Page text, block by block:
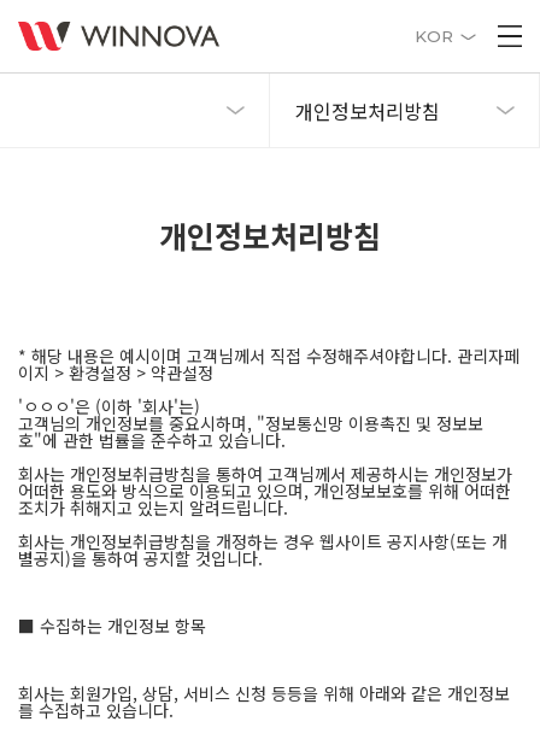
KOR
개인정보처리방침
개인정보처리방침
* 해당 내용은 예시이며 고객님께서 직접 수정해주셔야합니다. 관리자페
이지 > 환경설정 > 약관설정
'ㅇㅇㅇ'은 (이하 '회사'는)
고객님의 개인정보를 중요시하며, "정보통신망 이용촉진 및 정보보
호"에 관한 법률을 준수하고 있습니다.
회사는 개인정보취급방침을 통하여 고객님께서 제공하시는 개인정보가
어떠한 용도와 방식으로 이용되고 있으며, 개인정보보호를 위해 어떠한
조치가 취해지고 있는지 알려드립니다.
회사는 개인정보취급방침을 개정하는 경우 웹사이트 공지사항(또는 개
별공지)을 통하여 공지할 것입니다.
■ 수집하는 개인정보 항목
회사는 회원가입, 상담, 서비스 신청 등등을 위해 아래와 같은 개인정보
를 수집하고 있습니다.